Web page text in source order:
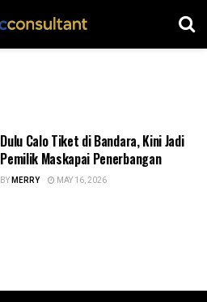
Dulu Calo Tiket di Bandara, Kini Jadi
Pemilik Maskapai Penerbangan
BYMERRY MAY 16, 2026